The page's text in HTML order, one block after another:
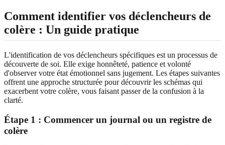
Comment identifier vos déclencheurs de
colère : Un guide pratique
L'identification de vos déclencheurs spécifiques est un processus de
découverte de soi. Elle exige honnêteté, patience et volonté
d'observer votre état émotionnel sans jugement. Les étapes suivantes
offrent une approche structurée pour découvrir les schémas qui
exacerbent votre colère, vous faisant passer de la confusion à la
clarté.
Étape 1 : Commencer un journal ou un registre de
colère